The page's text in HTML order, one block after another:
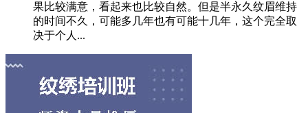
果比较满意，看起来也比较自然。但是半永久纹眉维持
的时间不久，可能多几年也有可能十几年，这个完全取
决于个人...